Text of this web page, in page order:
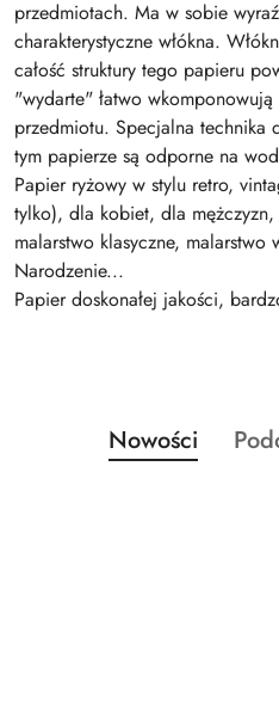
przedmiotach. Ma w sobie
charakterystyczne włókna.
całość struktury tego papieru
"wydarte" łatwo
przedmiotu. Specjalna technika
tym papierze są odporne na
Papier ryżowy w stylu retro,
tylko), dla kobiet, dla
malarstwo klasyczne, malarstwo
Narodzenie...
Papier doskonałej jakości,
Pomiń karuzelę
Produkty
o
Nowości